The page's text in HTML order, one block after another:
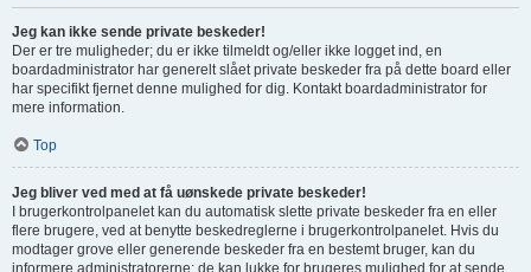
Jeg kan ikke sende private beskeder!
Der er tre muligheder; du er ikke tilmeldt og/eller ikke logget ind, en
boardadministrator har generelt slået private beskeder fra på dette board eller
har specifikt fjernet denne mulighed for dig. Kontakt boardadministrator for
mere information.
Top
Jeg bliver ved med at få uønskede private beskeder!
I brugerkontrolpanelet kan du automatisk slette private beskeder fra en eller
flere brugere, ved at benytte beskedreglerne i brugerkontrolpanelet. Hvis du
modtager grove eller generende beskeder fra en bestemt bruger, kan du
informere administratorerne; de kan lukke for brugeres mulighed for at sende